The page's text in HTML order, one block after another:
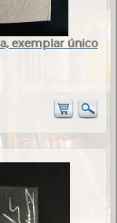
exemplar único